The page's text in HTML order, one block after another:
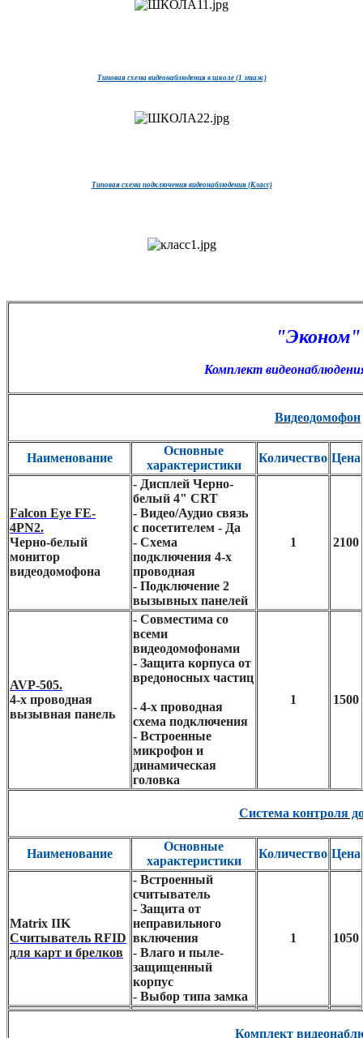
Типовая схема видеонаблюдения в школе (1 этаж)
Типовая схема подключения видеонаблюдения (Класс)
"Эконом"
Комплект
Видеодомофон
Наименование
Основные
характеристики
Количество Цена
Falcon Eye FE-
4PN2.
Черно-белый
монитор
видеодомофона
- Дисплей Черно-
белый 4" CRT
- Видео/Аудио связь
с посетителем - Да
- Схема
подключения 4-х
проводная
- Подключение 2
вызывных панелей
1 2100
AVP-505.
4-х проводная
вызывная панель
- Совместима со
всеми
видеодомофонами
- Защита корпуса от
вредоносных частиц
- 4-х проводная
схема подключения
- Встроенные
микрофон и
динамическая
головка
1 1500
Система контроля
Наименование
Основные
характеристики
Количество Цена
Matrix IIK
Считыватель RFID
для карт и брелков
- Встроенный
считыватель
- Защита от
неправильного
включения
- Влаго и пыле-
защищенный
корпус
- Выбор типа замка
1 1050
Комплект